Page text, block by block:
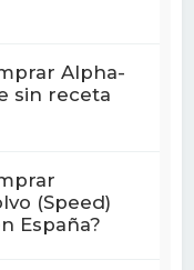
Alpha-
sin receta
(Speed)
España?